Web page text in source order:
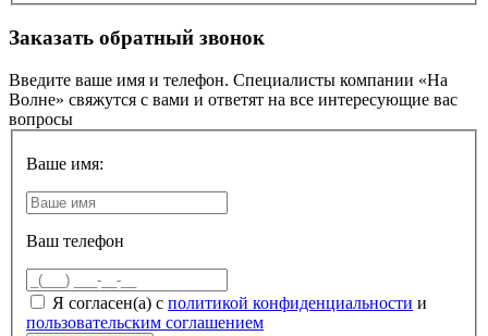
Заказать обратный звонок
Введите ваше имя и телефон. Специалисты компании «На
Волне» свяжутся с вами и ответят на все интересующие вас
вопросы
Ваше имя:
Ваш телефон
Я согласен(а) с политикой конфиденциальности и
пользовательским соглашением